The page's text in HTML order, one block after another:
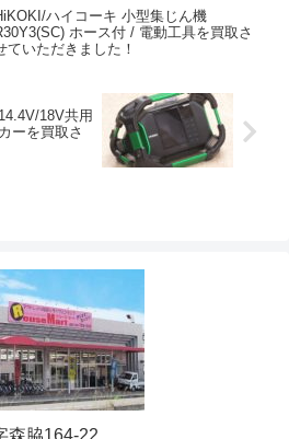
ハイコーキ 小型集じん機
ホース付 / 電動工具を買取さ
ていただきました！
18V共用
ーを買取さ